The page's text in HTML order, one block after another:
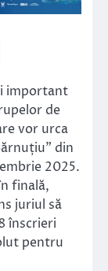
Link
important
de
vor urca
din
2025.
finală,
juriul să
înscrieri
pentru